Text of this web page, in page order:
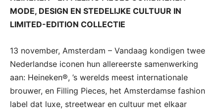
MODE, DESIGN EN STEDELIJKE CULTUUR IN
LIMITED-EDITION COLLECTIE
13 november, Amsterdam – Vandaag kondigen twee
Nederlandse iconen hun allereerste samenwerking
aan: Heineken®, ’s werelds meest internationale
brouwer, en Filling Pieces, het Amsterdamse fashion
label dat luxe, streetwear en cultuur met elkaar